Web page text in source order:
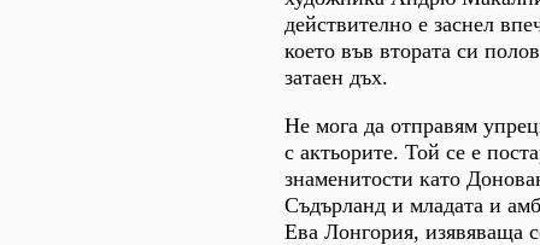
действително е заснел
което във втората си
затаен дъх.
Не мога да отправям
с актьорите. Той се е
знаменитости като
Съдърланд и младата и
Ева Лонгория, изявяваща